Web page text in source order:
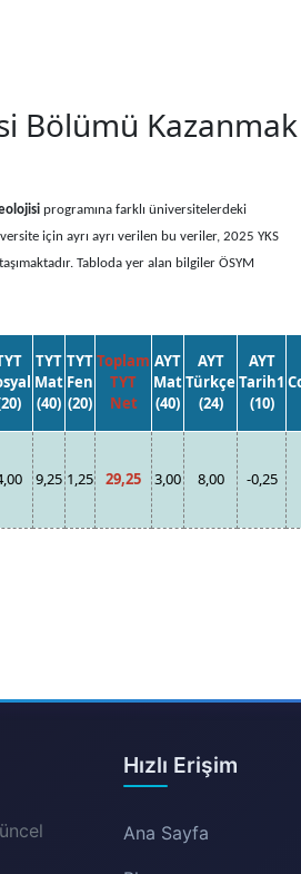
Bölümü Kazanmak
programına farklı üniversitelerdeki
için ayrı ayrı verilen bu veriler, 2025 YKS
Tabloda yer alan bilgiler ÖSYM
TYT
Mat
(40)
TYT
Fen
(20)
Toplam
TYT
Net
AYT
Mat
(40)
AYT
Türkçe
(24)
AYT
Tarih1
(10)
9,25 1,25 29,25 3,00 8,00 -0,25
Hızlı Erişim
Ana Sayfa